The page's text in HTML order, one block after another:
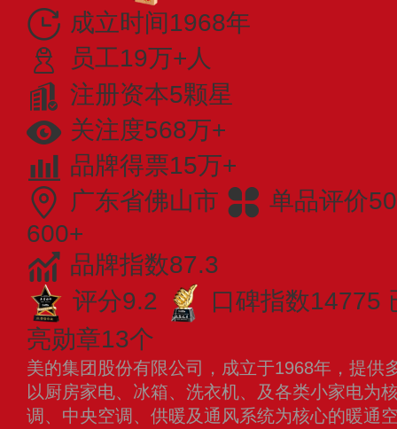
成立时间1968年
员工19万+人
注册资本5颗星
关注度568万+
品牌得票15万+
广东省佛山市
单品评价
600+
品牌指数87.3
评分9.2
口碑指数14775
亮勋章13个
美的集团股份有限公司，成立于1968年，提供
以厨房家电、冰箱、洗衣机、及各类小家电为
调、中央空调、供暖及通风系统为核心的暖通